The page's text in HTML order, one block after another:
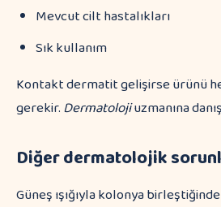
Mevcut cilt hastalıkları
Sık kullanım
Kontakt dermatit gelişirse ürünü
gerekir.Dermatolojiuzmanına
Diğer dermatolojik
Güneş ışığıyla kolonya birleştiğinde